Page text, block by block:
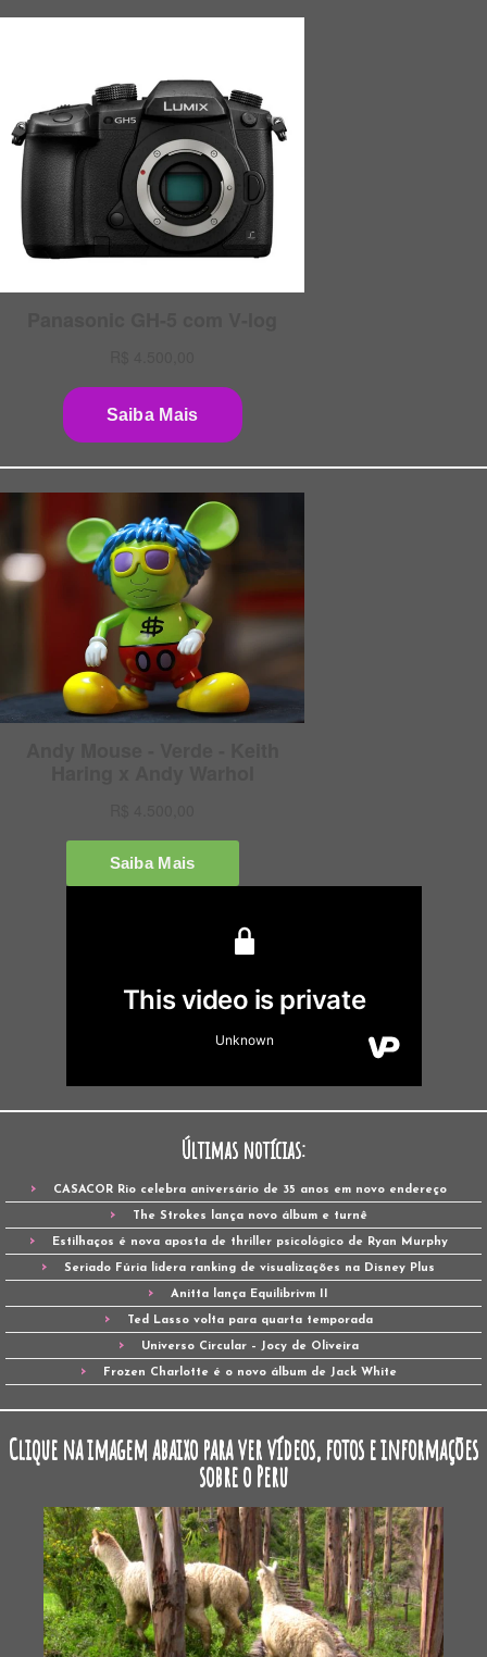
Últimas notícias:
CASACOR Rio celebra aniversário de 35 anos em novo endereço
The Strokes lança novo álbum e turnê
Estilhaços é nova aposta de thriller psicológico de Ryan Murphy
Seriado Fúria lidera ranking de visualizações na Disney Plus
Anitta lança Equilibrivm II
Ted Lasso volta para quarta temporada
Universo Circular – Jocy de Oliveira
Frozen Charlotte é o novo álbum de Jack White
Clique na imagem abaixo para ver vídeos, fotos e informações
sobre o Peru